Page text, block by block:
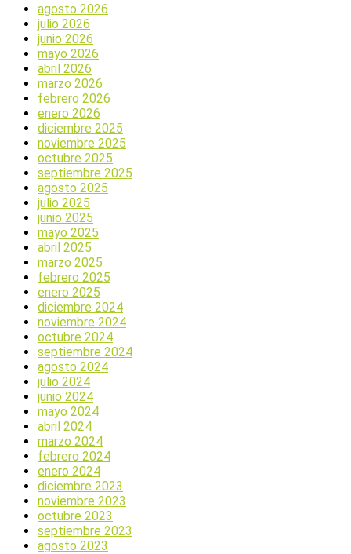
agosto 2026
julio 2026
junio 2026
mayo 2026
abril 2026
marzo 2026
febrero 2026
enero 2026
diciembre 2025
noviembre 2025
octubre 2025
septiembre 2025
agosto 2025
julio 2025
junio 2025
mayo 2025
abril 2025
marzo 2025
febrero 2025
enero 2025
diciembre 2024
noviembre 2024
octubre 2024
septiembre 2024
agosto 2024
julio 2024
junio 2024
mayo 2024
abril 2024
marzo 2024
febrero 2024
enero 2024
diciembre 2023
noviembre 2023
octubre 2023
septiembre 2023
agosto 2023